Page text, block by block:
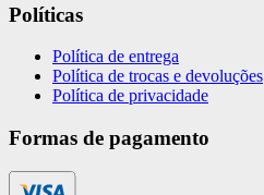
Políticas
Política de entrega
Política de trocas e devoluções
Política de privacidade
Formas de pagamento